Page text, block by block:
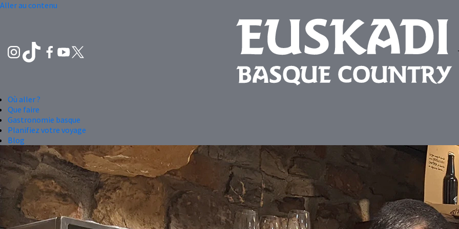
Aller au contenu
Où aller ?
Que faire
Gastronomie basque
Planifiez votre voyage
Blog